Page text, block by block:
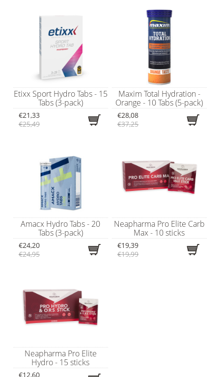
Etixx Sport Hydro Tabs - 15
Tabs (3-pack)
€21,33
€25,49
Maxim Total Hydration -
Orange - 10 Tabs (5-pack)
€28,08
€37,25
Amacx Hydro Tabs - 20
Tabs (3-pack)
€24,20
€24,95
Neapharma Pro Elite Carb
Max - 10 sticks
€19,39
€19,99
Neapharma Pro Elite
Hydro - 15 sticks
€12,60